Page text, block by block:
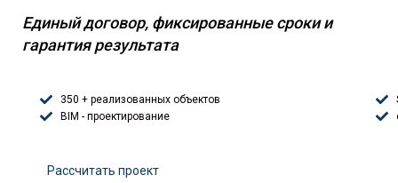
Единый договор, фиксированные сроки и
гарантия результата
350 + реализованных объектов
BIM - проектирование
Расcчитать проект